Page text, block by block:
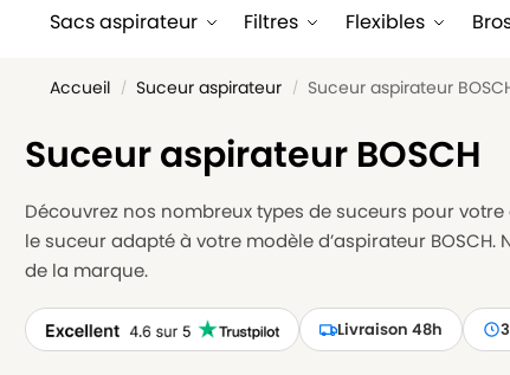
Sacs aspirateur Filtres Flexibles
Accueil / Suceur aspirateur / Suceur aspirateur
Suceur aspirateur BOSCH
Découvrez nos nombreux types de suceurs pour
le suceur adapté à votre modèle d’aspirateur
de la marque.
Livraison 48h